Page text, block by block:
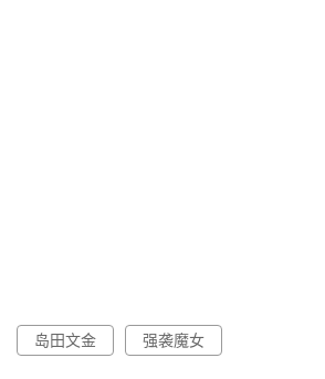
岛田文金 强袭魔女